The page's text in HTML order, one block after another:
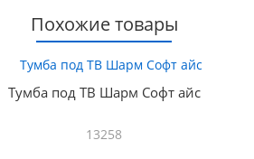
Похожие товары
Тумба под ТВ Шарм Софт айс
13258